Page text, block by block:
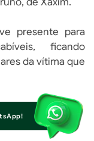
presente para
ficando
da vítima que